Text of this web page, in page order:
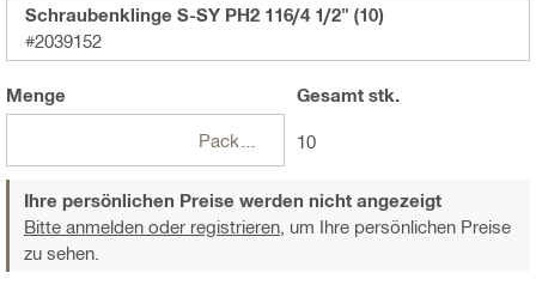
Schraubenklinge S-SY PH2 116/4 1/2" (10)
#2039152
Menge
Packungen
Gesamtstk.
10
Ihre persönlichen Preise werden nicht angezeigt
Bitte anmelden oder registrieren, um Ihre persönlichen Preise
zu sehen.